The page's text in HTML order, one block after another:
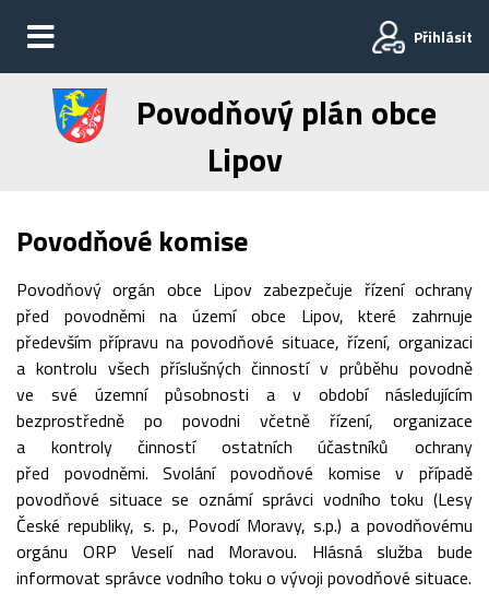
Přihlásit
Povodňový plán obce
Lipov
Povodňové komise
Povodňový orgán obce Lipov zabezpečuje řízení ochrany
před povodněmi na území obce Lipov, které zahrnuje
především přípravu na povodňové situace, řízení, organizaci
a kontrolu všech příslušných činností v průběhu povodně
ve své územní působnosti a v období následujícím
bezprostředně po povodni včetně řízení, organizace
a kontroly činností ostatních účastníků ochrany
před povodněmi. Svolání povodňové komise v případě
povodňové situace se oznámí správci vodního toku (Lesy
České republiky, s. p., Povodí Moravy, s.p.) a povodňovému
orgánu ORP Veselí nad Moravou. Hlásná služba bude
informovat správce vodního toku o vývoji povodňové situace.